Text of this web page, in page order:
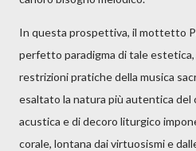
In questa prospettiva, il mottetto
perfetto paradigma di tale
restrizioni pratiche della musica
esaltato la natura più autentica del
acustica e di decoro liturgico
corale, lontana dai virtuosismi e